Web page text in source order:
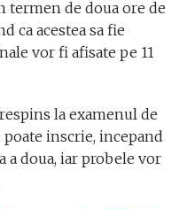
termen de doua ore de
ca acestea sa fie
vor fi afisate pe 11
la examenul de
poate inscrie, incepand
a doua, iar probele vor